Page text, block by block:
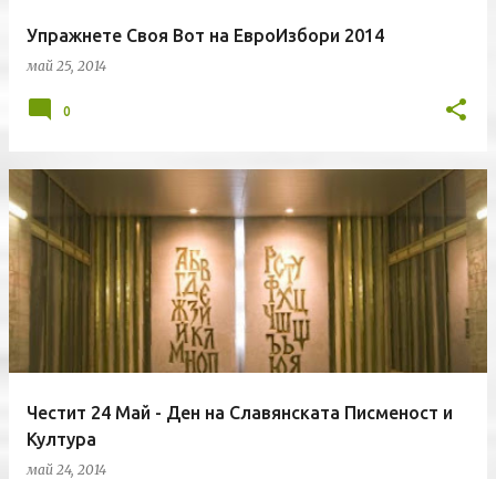
Упражнете Своя Вот на ЕвроИзбори 2014
май 25, 2014
0
Честит 24 Май - Ден на Славянската Писменост и
Култура
май 24, 2014